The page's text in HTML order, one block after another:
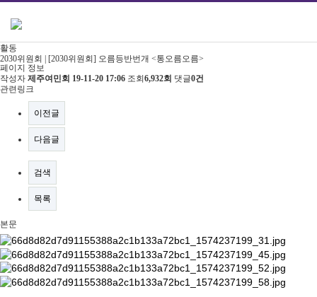
활동
2030위원회 | [2030위원회] 오름등반번개 <통오름오름>
페이지 정보
작성자 제주여민회 19-11-20 17:06 조회 6,932회 댓글0건
관련링크
이전글
다음글
검색
목록
본문